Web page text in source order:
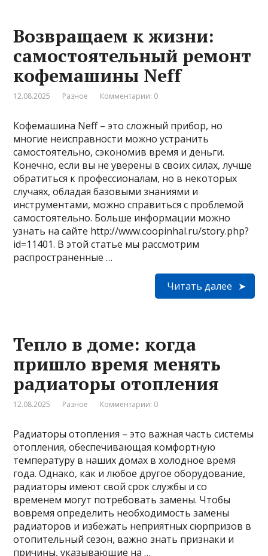
Возвращаем к жизни:
самостоятельный ремонт
кофемашины Neff
12.08.2025 Разное Комментарии: 0
Кофемашина Neff – это сложный прибор, но
многие неисправности можно устранить
самостоятельно, сэкономив время и деньги.
Конечно, если вы не уверены в своих силах, лучше
обратиться к профессионалам, но в некоторых
случаях, обладая базовыми знаниями и
инструментами, можно справиться с проблемой
самостоятельно. Больше информации можно
узнать на сайте http://www.coopinhal.ru/story.php?
id=11401. В этой статье мы рассмотрим
распространенные …
Читать далее
Тепло в доме: когда
пришло время менять
радиаторы отопления
12.08.2025 Разное Комментарии: 0
Радиаторы отопления – это важная часть системы
отопления, обеспечивающая комфортную
температуру в наших домах в холодное время
года. Однако, как и любое другое оборудование,
радиаторы имеют свой срок службы и со
временем могут потребовать замены. Чтобы
вовремя определить необходимость замены
радиаторов и избежать неприятных сюрпризов в
отопительный сезон, важно знать признаки и
причины, указывающие на …